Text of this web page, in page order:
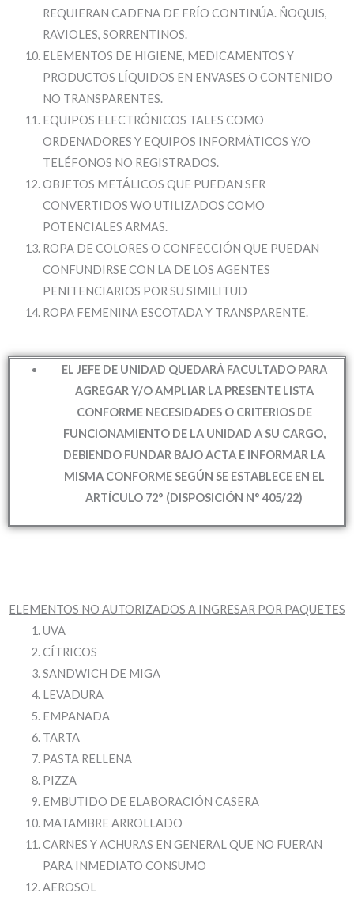
REQUIERAN CADENA DE FRÍO CONTINÚA. ÑOQUIS,
RAVIOLES, SORRENTINOS.
ELEMENTOS DE HIGIENE, MEDICAMENTOS Y
PRODUCTOS LÍQUIDOS EN ENVASES O CONTENIDO
NO TRANSPARENTES.
EQUIPOS ELECTRÓNICOS TALES COMO
ORDENADORES Y EQUIPOS INFORMÁTICOS Y/O
TELÉFONOS NO REGISTRADOS.
OBJETOS METÁLICOS QUE PUEDAN SER
CONVERTIDOS WO UTILIZADOS COMO
POTENCIALES ARMAS.
ROPA DE COLORES O CONFECCIÓN QUE PUEDAN
CONFUNDIRSE CON LA DE LOS AGENTES
PENITENCIARIOS POR SU SIMILITUD
ROPA FEMENINA ESCOTADA Y TRANSPARENTE.
EL JEFE DE UNIDAD QUEDARÁ FACULTADO PARA
AGREGAR Y/O AMPLIAR LA PRESENTE LISTA
CONFORME NECESIDADES O CRITERIOS DE
FUNCIONAMIENTO DE LA UNIDAD A SU CARGO,
DEBIENDO FUNDAR BAJO ACTA E INFORMAR LA
MISMA CONFORME SEGÚN SE ESTABLECE EN EL
ARTÍCULO 72° (DISPOSICIÓN N° 405/22)
ELEMENTOS NO AUTORIZADOS A INGRESAR POR PAQUETES
UVA
CÍTRICOS
SANDWICH DE MIGA
LEVADURA
EMPANADA
TARTA
PASTA RELLENA
PIZZA
EMBUTIDO DE ELABORACIÓN CASERA
MATAMBRE ARROLLADO
CARNES Y ACHURAS EN GENERAL QUE NO FUERAN
PARA INMEDIATO CONSUMO
AEROSOL